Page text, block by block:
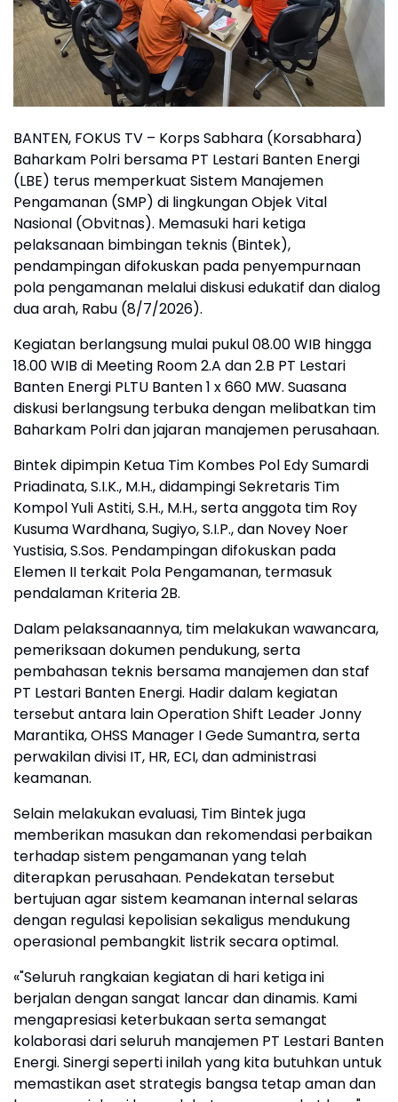
BANTEN, FOKUS TV – Korps Sabhara (Korsabhara)
Baharkam Polri bersama PT Lestari Banten Energi
(LBE) terus memperkuat Sistem Manajemen
Pengamanan (SMP) di lingkungan Objek Vital
Nasional (Obvitnas). Memasuki hari ketiga
pelaksanaan bimbingan teknis (Bintek),
pendampingan difokuskan pada penyempurnaan
pola pengamanan melalui diskusi edukatif dan dialog
dua arah, Rabu (8/7/2026).
Kegiatan berlangsung mulai pukul 08.00 WIB hingga
18.00 WIB di Meeting Room 2.A dan 2.B PT Lestari
Banten Energi PLTU Banten 1 x 660 MW. Suasana
diskusi berlangsung terbuka dengan melibatkan tim
Baharkam Polri dan jajaran manajemen perusahaan.
Bintek dipimpin Ketua Tim Kombes Pol Edy Sumardi
Priadinata, S.I.K., M.H., didampingi Sekretaris Tim
Kompol Yuli Astiti, S.H., M.H., serta anggota tim Roy
Kusuma Wardhana, Sugiyo, S.I.P., dan Novey Noer
Yustisia, S.Sos. Pendampingan difokuskan pada
Elemen II terkait Pola Pengamanan, termasuk
pendalaman Kriteria 2B.
Dalam pelaksanaannya, tim melakukan wawancara,
pemeriksaan dokumen pendukung, serta
pembahasan teknis bersama manajemen dan staf
PT Lestari Banten Energi. Hadir dalam kegiatan
tersebut antara lain Operation Shift Leader Jonny
Marantika, OHSS Manager I Gede Sumantra, serta
perwakilan divisi IT, HR, ECI, dan administrasi
keamanan.
Selain melakukan evaluasi, Tim Bintek juga
memberikan masukan dan rekomendasi perbaikan
terhadap sistem pengamanan yang telah
diterapkan perusahaan. Pendekatan tersebut
bertujuan agar sistem keamanan internal selaras
dengan regulasi kepolisian sekaligus mendukung
operasional pembangkit listrik secara optimal.
«"Seluruh rangkaian kegiatan di hari ketiga ini
berjalan dengan sangat lancar dan dinamis. Kami
mengapresiasi keterbukaan serta semangat
kolaborasi dari seluruh manajemen PT Lestari Banten
Energi. Sinergi seperti inilah yang kita butuhkan untuk
memastikan aset strategis bangsa tetap aman dan